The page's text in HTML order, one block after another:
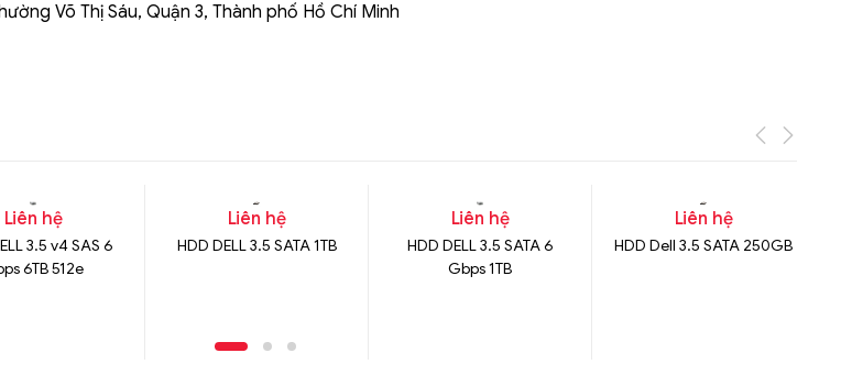
Võ Thị Sáu, Quận 3, Thành phố Hồ Chí Minh
Liên hệ
3.5 v4 SAS 6
6TB 512e
Liên hệ
HDD DELL 3.5 SATA 1TB
Liên hệ
HDD DELL 3.5 SATA 6
Gbps 1TB
Liên hệ
HDD Dell 3.5 SATA 250GB